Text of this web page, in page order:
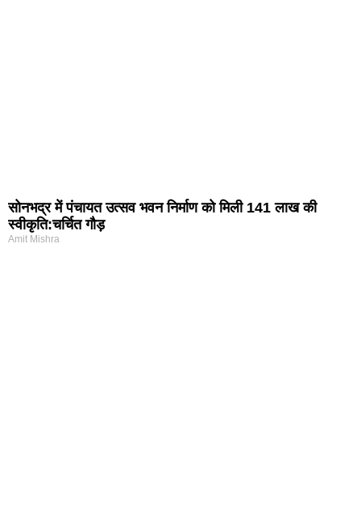
सोनभद्र में पंचायत उत्सव भवन निर्माण को मिली 141 लाख की
स्वीकृति:चर्चित गौड़
Amit Mishra